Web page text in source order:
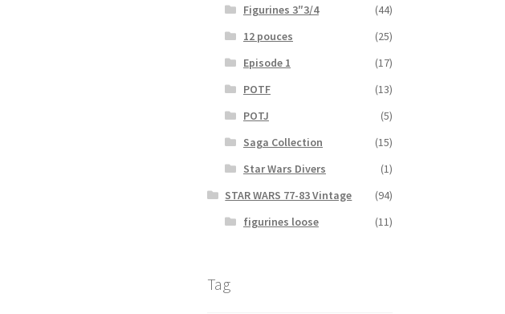
Figurines 3″3/4
(44)
12 pouces
(25)
Episode 1
(17)
POTF
(13)
POTJ
(5)
Saga Collection
(15)
Star Wars Divers
(1)
STAR WARS 77-83 Vintage
(94)
figurines loose
(11)
Tag